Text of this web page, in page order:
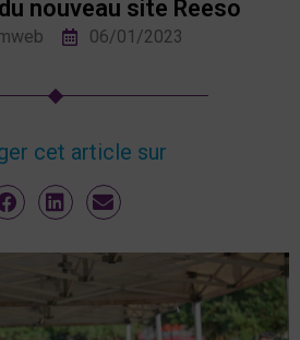
nouveau site Reeso
06/01/2023
cet article sur